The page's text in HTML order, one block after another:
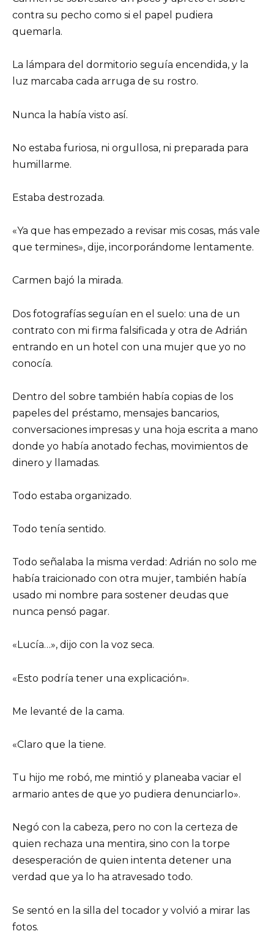
contra su pecho como si el papel pudiera
quemarla.
La lámpara del dormitorio seguía encendida, y la
luz marcaba cada arruga de su rostro.
Nunca la había visto así.
No estaba furiosa, ni orgullosa, ni preparada para
humillarme.
Estaba destrozada.
«Ya que has empezado a revisar mis cosas, más vale
que termines», dije, incorporándome lentamente.
Carmen bajó la mirada.
Dos fotografías seguían en el suelo: una de un
contrato con mi firma falsificada y otra de Adrián
entrando en un hotel con una mujer que yo no
conocía.
Dentro del sobre también había copias de los
papeles del préstamo, mensajes bancarios,
conversaciones impresas y una hoja escrita a mano
donde yo había anotado fechas, movimientos de
dinero y llamadas.
Todo estaba organizado.
Todo tenía sentido.
Todo señalaba la misma verdad: Adrián no solo me
había traicionado con otra mujer, también había
usado mi nombre para sostener deudas que
nunca pensó pagar.
«Lucía…», dijo con la voz seca.
«Esto podría tener una explicación».
Me levanté de la cama.
«Claro que la tiene.
Tu hijo me robó, me mintió y planeaba vaciar el
armario antes de que yo pudiera denunciarlo».
Negó con la cabeza, pero no con la certeza de
quien rechaza una mentira, sino con la torpe
desesperación de quien intenta detener una
verdad que ya lo ha atravesado todo.
Se sentó en la silla del tocador y volvió a mirar las
fotos.